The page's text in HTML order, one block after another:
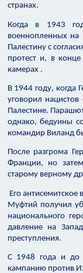
странах.
Когда в 1943
военнопленных на
Палестину с
протест и, в
камерах .
В 1944 году, когда
уговорил нацистов
Палестине.
однако, бедуины
командир Виланд
После разгрома
Франции, но
старому верному
Его
Муфтий получил
национального
давление на
преступления.
С 1948 года и до
кампанию против